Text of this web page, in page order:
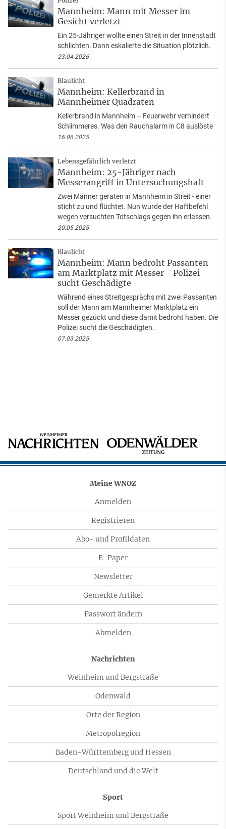
Mannheim: Mann mit Messer im
Gesicht verletzt
Ein 25-Jähriger wollte einen Streit in der Innenstadt
schlichten. Dann eskalierte die Situation plötzlich.
23.04.2026
Blaulicht
Mannheim: Kellerbrand in
Mannheimer Quadraten
Kellerbrand in Mannheim – Feuerwehr verhindert
Schlimmeres. Was den Rauchalarm in C8 auslöste
16.06.2025
Lebensgefährlich verletzt
Mannheim: 25-Jähriger nach
Messerangriff in Untersuchungshaft
Zwei Männer geraten in Mannheim in Streit - einer
sticht zu und flüchtet. Nun wurde der Haftbefehl
wegen versuchten Totschlags gegen ihn erlassen.
20.05.2025
Blaulicht
Mannheim: Mann bedroht Passanten
am Marktplatz mit Messer - Polizei
sucht Geschädigte
Während eines Streitgesprächs mit zwei Passanten
soll der Mann am Mannheimer Marktplatz ein
Messer gezückt und diese damit bedroht haben. Die
Polizei sucht die Geschädigten.
07.03.2025
Meine WNOZ
Anmelden
Registrieren
Abo- und Profildaten
E-Paper
Newsletter
Gemerkte Artikel
Passwort ändern
Abmelden
Nachrichten
Weinheim und Bergstraße
Odenwald
Orte der Region
Metropolregion
Baden-Württemberg und Hessen
Deutschland und die Welt
Sport
Sport Weinheim und Bergstraße